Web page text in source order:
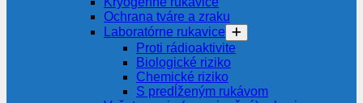
Ochrana tváre a zraku
Laboratórne rukavice
Proti rádioaktivite
Biologické riziko
Chemické riziko
S predĺženým rukávom